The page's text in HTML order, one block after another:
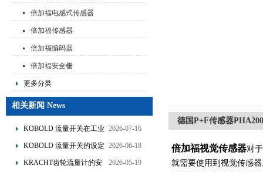
倍加福电感式传感器
倍加福传感器
倍加福编码器
倍加福安全栅
更多分类
相关新闻 News
KOBOLD 流量开关在工业
管道水流量监测中的应用
2026-07-16
KOBOLD 流量开关的设定
流量调节与刻度指示
2026-06-18
KRACHT齿轮流量计的安
2026-05-19
德国P+F传感器
倍加福视觉传感器对
就需要使用到视觉传感